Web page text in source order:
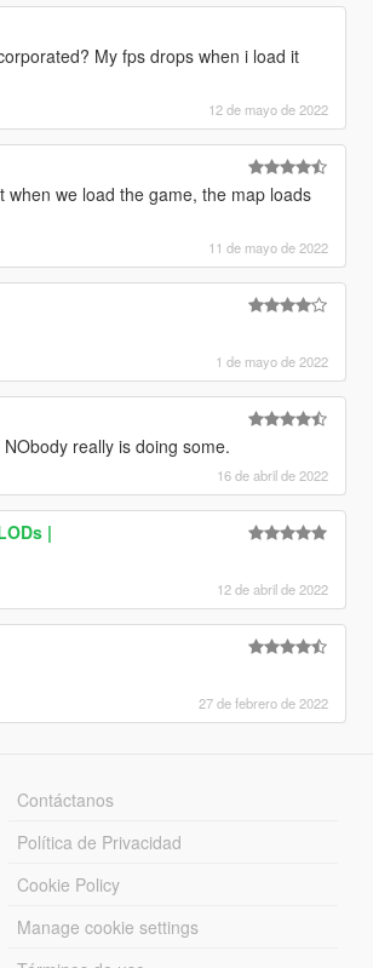
My fps drops when i load it
12 de mayo de 2022
we load the game, the map loads
11 de mayo de 2022
1 de mayo de 2022
really is doing some.
16 de abril de 2022
|
12 de abril de 2022
27 de febrero de 2022
Contáctanos
Política de Privacidad
Cookie Policy
Manage cookie settings